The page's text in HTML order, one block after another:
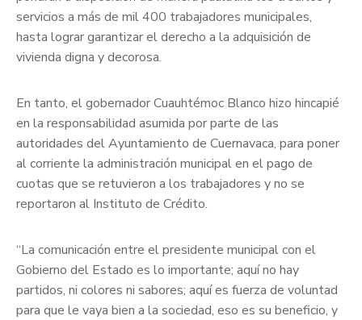
servicios a más de mil 400 trabajadores municipales,
hasta lograr garantizar el derecho a la adquisición de
vivienda digna y decorosa.
En tanto, el gobernador Cuauhtémoc Blanco hizo hincapié
en la responsabilidad asumida por parte de las
autoridades del Ayuntamiento de Cuernavaca, para poner
al corriente la administración municipal en el pago de
cuotas que se retuvieron a los trabajadores y no se
reportaron al Instituto de Crédito.
“La comunicación entre el presidente municipal con el
Gobierno del Estado es lo importante; aquí no hay
partidos, ni colores ni sabores; aquí es fuerza de voluntad
para que le vaya bien a la sociedad, eso es su beneficio, y